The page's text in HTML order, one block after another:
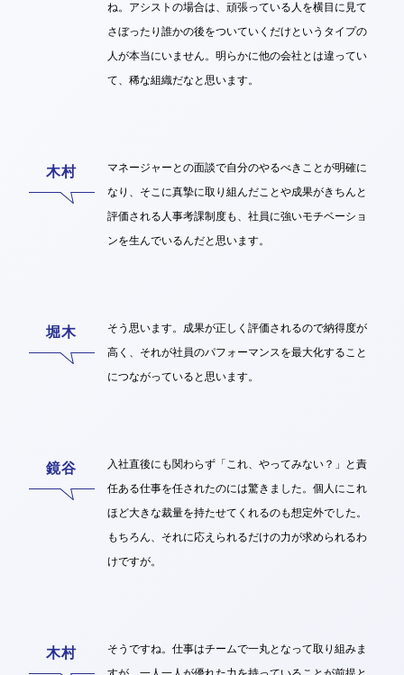
ね。アシストの場合は、頑張っている人を横目に見て
さぼったり誰かの後をついていくだけというタイプの
人が本当にいません。明らかに他の会社とは違ってい
て、稀な組織だなと思います。
マネージャーとの面談で自分のやるべきことが明確に
なり、そこに真摯に取り組んだことや成果がきちんと
評価される人事考課制度も、社員に強いモチベーショ
ンを生んでいるんだと思います。
そう思います。成果が正しく評価されるので納得度が
高く、それが社員のパフォーマンスを最大化すること
につながっていると思います。
入社直後にも関わらず「これ、やってみない？」と責
任ある仕事を任されたのには驚きました。個人にこれ
ほど大きな裁量を持たせてくれるのも想定外でした。
もちろん、それに応えられるだけの力が求められるわ
けですが。
そうですね。仕事はチームで一丸となって取り組みま